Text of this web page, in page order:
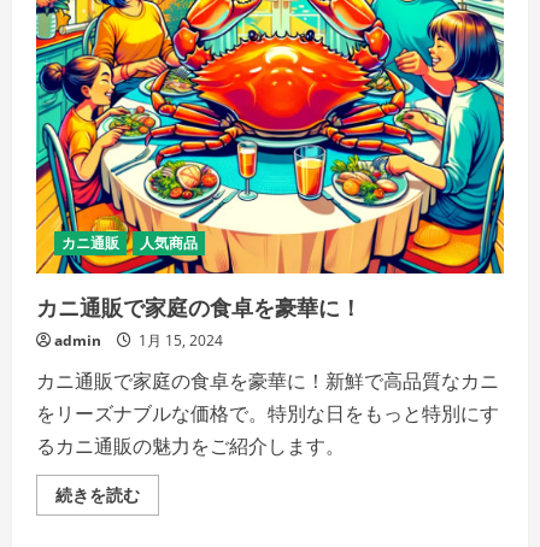
ポ
イ
ン
ト
の
魅
力
の
詳
細
を
ご
覧
く
だ
さ
カニ通販 人気商品
カニ通販で家庭の食卓を豪華に！
admin 1月 15, 2024
カニ通販で家庭の食卓を豪華に！新鮮で高品質なカニ
をリーズナブルな価格で。特別な日をもっと特別にす
るカニ通販の魅力をご紹介します。
続きを読むカ
ニ